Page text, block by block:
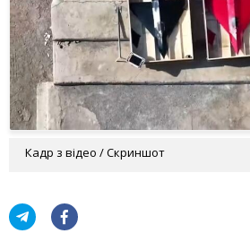
Кадр з відео / Скриншот